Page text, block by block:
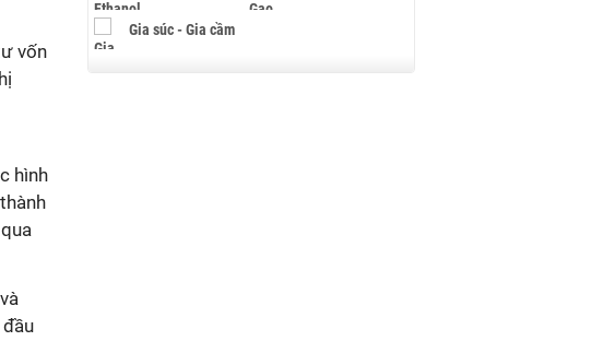
vốn
hình
Gia súc - Gia cầm